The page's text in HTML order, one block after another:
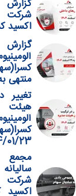
شرکت
اکسید
منتهی به 29
تغییر
01/23
شرکت
اکسید